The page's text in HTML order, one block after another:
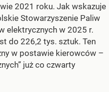
2021 roku. Jak wskazuje
Stowarzyszenie Paliw
elektrycznych w 2025 r.
do 226,2 tys. sztuk. Ten
w postawie kierowców –
już co czwarty